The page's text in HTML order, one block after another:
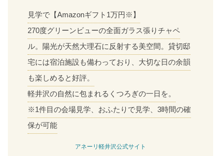
見学で【Amazonギフト1万円※】
270度グリーンビューの全面ガラス張りチャペ
ル。陽光が天然大理石に反射する美空間。貸切邸
宅には宿泊施設も備わっており、大切な日の余韻
も楽しめると好評。
軽井沢の自然に包まれるくつろぎの一日を。
※1件目の会場見学、おふたりで見学、3時間の確
保が可能
アネーリ軽井沢公式サイト